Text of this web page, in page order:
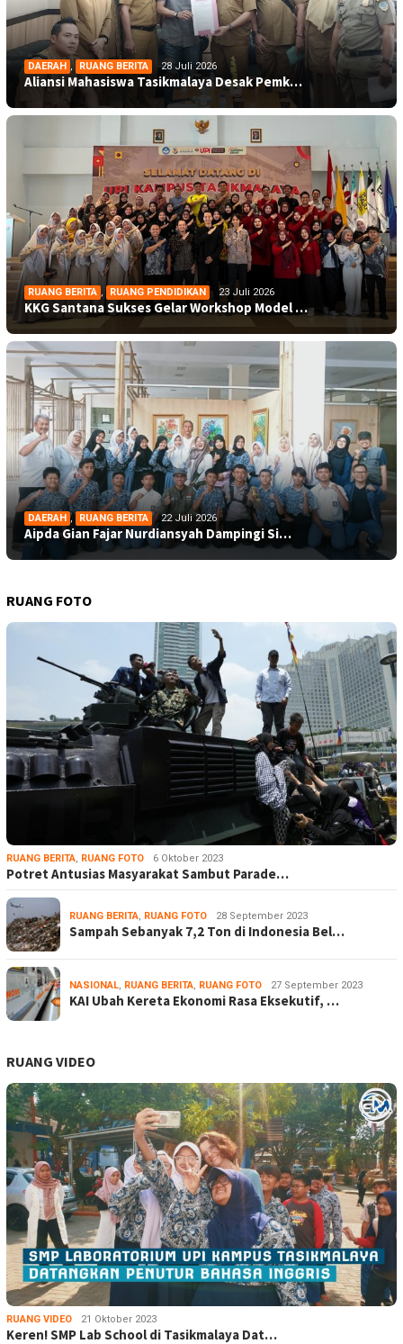
DAERAH , RUANG BERITA 28 Juli 2026
Aliansi Mahasiswa Tasikmalaya Desak Pemk…
RUANG BERITA , RUANG PENDIDIKAN 23 Juli 2026
KKG Santana Sukses Gelar Workshop Model …
DAERAH , RUANG BERITA 22 Juli 2026
Aipda Gian Fajar Nurdiansyah Dampingi Si…
RUANG FOTO
RUANG BERITA, RUANG FOTO 6 Oktober 2023
Potret Antusias Masyarakat Sambut Parade…
RUANG BERITA, RUANG FOTO 28 September 2023
Sampah Sebanyak 7,2 Ton di Indonesia Bel…
NASIONAL, RUANG BERITA, RUANG FOTO 27 September 2023
KAI Ubah Kereta Ekonomi Rasa Eksekutif, …
RUANG VIDEO
RUANG VIDEO 21 Oktober 2023
Keren! SMP Lab School di Tasikmalaya Dat…